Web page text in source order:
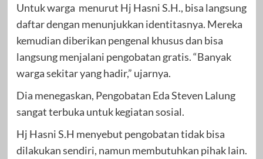
Untuk warga menurut Hj Hasni S.H., bisa langsung
daftar dengan menunjukkan identitasnya. Mereka
kemudian diberikan pengenal khusus dan bisa
langsung menjalani pengobatan gratis. “Banyak
warga sekitar yang hadir,” ujarnya.
Dia menegaskan, Pengobatan Eda Steven Lalung
sangat terbuka untuk kegiatan sosial.
Hj Hasni S.H menyebut pengobatan tidak bisa
dilakukan sendiri, namun membutuhkan pihak lain.